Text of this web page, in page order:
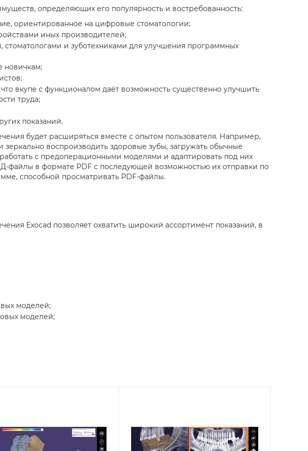
определяющих его популярность и востребованность:
ориентированное на цифровые стоматологии;
иных производителей;
и зуботехниками для улучшения программных
новичкам;
вкупе с функционалом даёт возможность существенно улучшить
труда;
показаний.
будет расширяться вместе с опытом пользователя. Например,
воспроизводить здоровые зубы, загружать обычные
с предоперационными моделями и адаптировать под них
файлы в формате PDF с последующей возможностью их отправки по
способной просматривать PDF-файлы.
Exocad позволяет охватить широкий ассортимент показаний, в
моделей;
моделей;